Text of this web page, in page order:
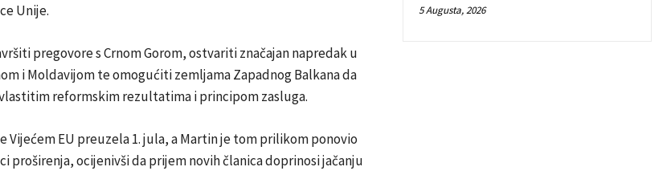
Unije.
pregovore s Crnom Gorom, ostvariti značajan napredak u
i Moldavijom te omogućiti zemljama Zapadnog Balkana da
reformskim rezultatima i principom zasluga.
Vijećem EU preuzela 1. jula, a Martin je tom prilikom ponovio
proširenja, ocijenivši da prijem novih članica doprinosi jačanju
5 Augusta, 2026